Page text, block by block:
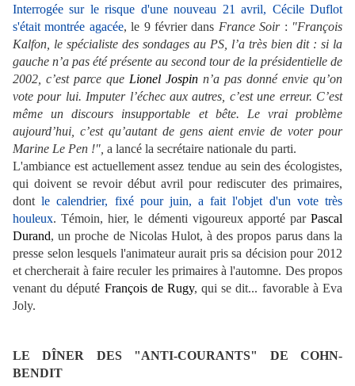
Interrogée sur le risque d'une nouveau 21 avril, Cécile Duflot
s'était montrée agacée, le 9 février dans France Soir: "François
Kalfon, le spécialiste des sondages au PS, l’a très bien dit : si la
gauche n’a pas été présente au second tour de la présidentielle de
2002, c’est parce que Lionel Jospin n’a pas donné envie qu’on
vote pour lui. Imputer l’échec aux autres, c’est une erreur. C’est
même un discours insupportable et bête. Le vrai problème
aujourd’hui, c’est qu’autant de gens aient envie de voter pour
Marine Le Pen !", a lancé la secrétaire nationale du parti.
L'ambiance est actuellement assez tendue au sein des écologistes,
qui doivent se revoir début avril pour rediscuter des primaires,
dontle calendrier, fixé pour juin, a fait l'objet d'un vote très
houleux. Témoin, hier, le démenti vigoureux apporté par Pascal
Durand, un proche de Nicolas Hulot, à des propos parus dans la
presse selon lesquels l'animateur aurait pris sa décision pour 2012
et chercherait à faire reculer les primaires à l'automne. Des propos
venant du député François de Rugy, qui se dit... favorable à Eva
Joly.
LE DÎNER DES "ANTI-COURANTS" DE COHN-
BENDIT